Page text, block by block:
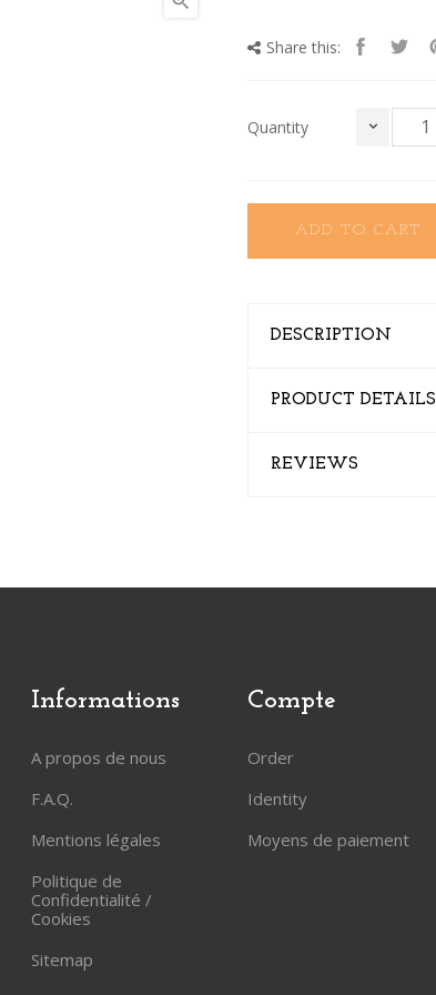
Share this:
Quantity
ADD TO CART
DESCRIPTION
PRODUCT DETAILS
REVIEWS
Informations
A propos de nous
F.A.Q.
Mentions légales
Politique de
Confidentialité /
Cookies
Sitemap
Compte
Order
Identity
Moyens de paiement